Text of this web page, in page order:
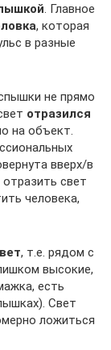
. Главное
, которая
в разные
не прямо
отразился
на объект.
вверх/в
свет
человека,
, т.е. рядом с
высокие,
есть
Свет
ложиться